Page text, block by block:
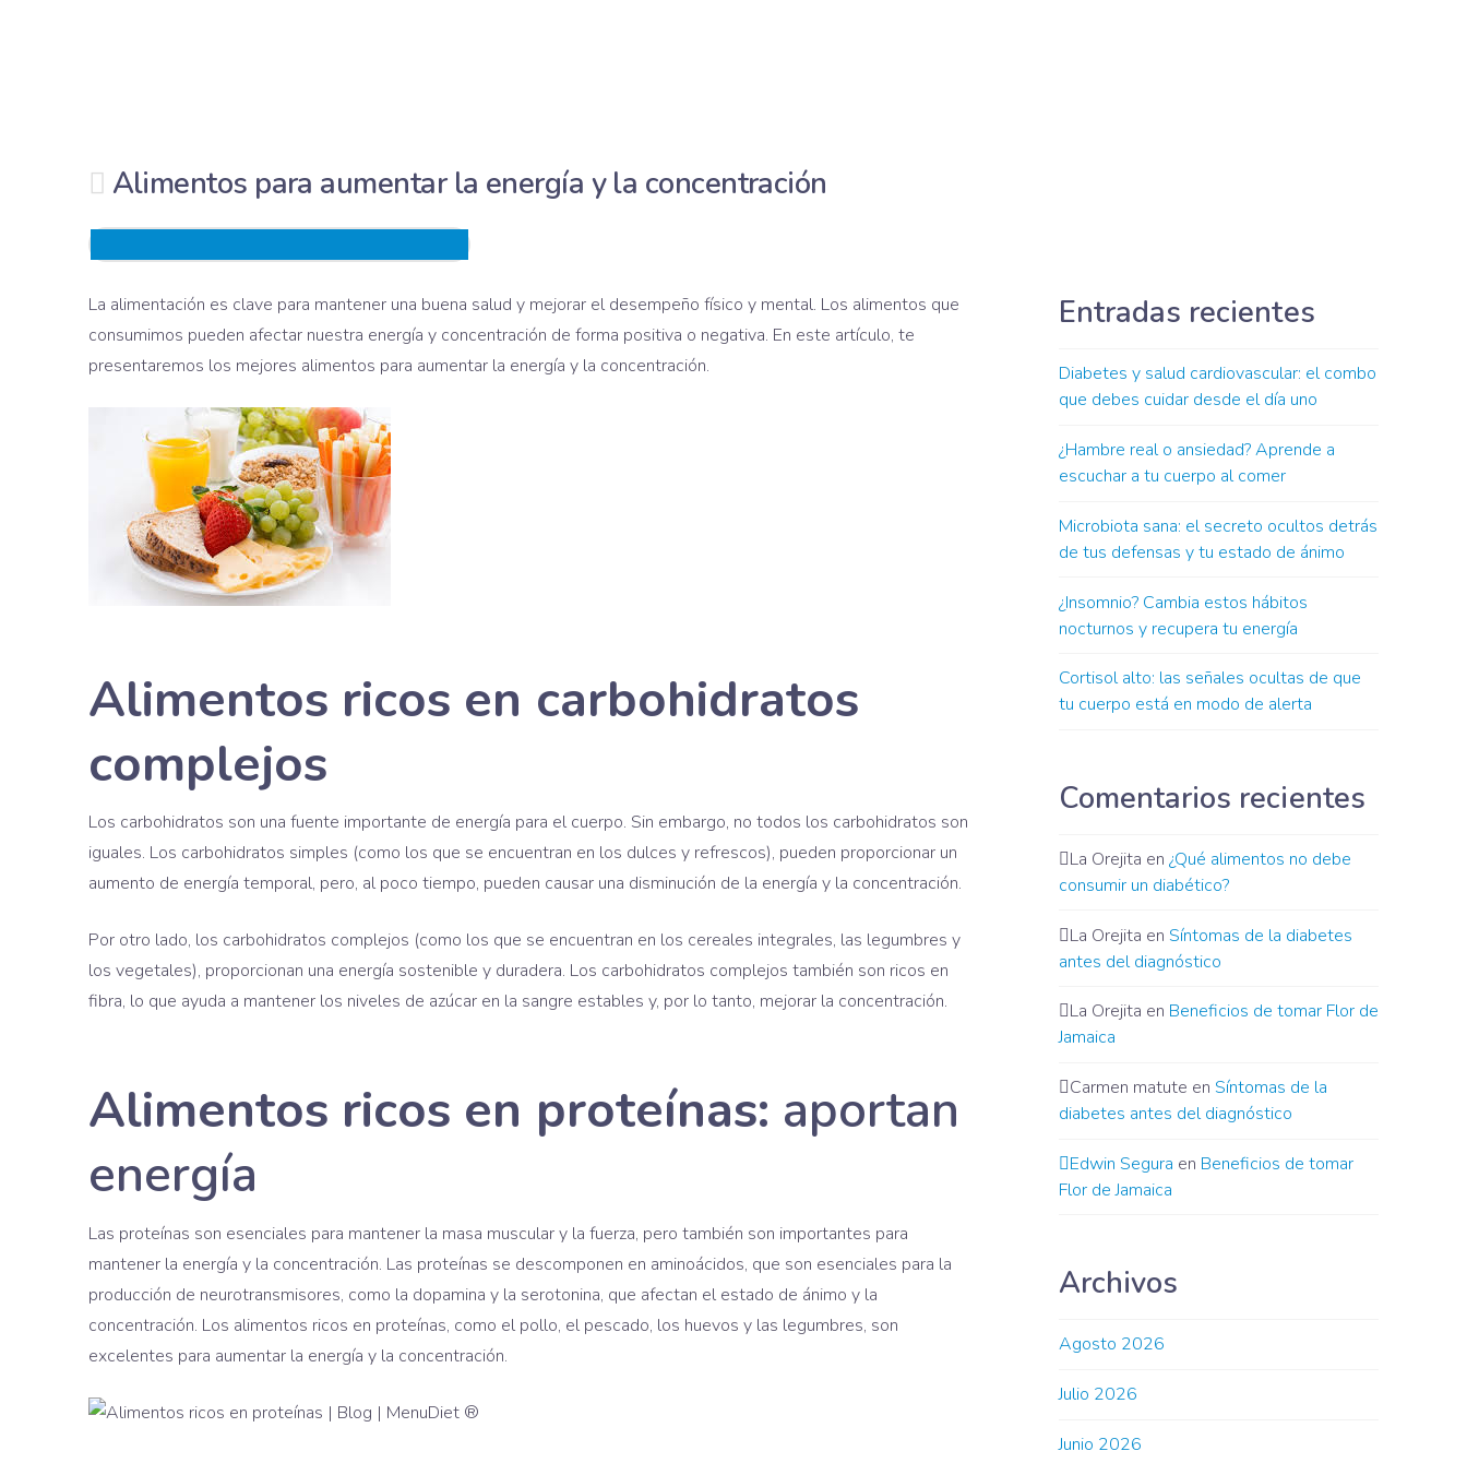
Alimentos para aumentar la energía y la concentración
La alimentación es clave para mantener una buena salud y mejorar el desempeño físico y mental. Los alimentos que
consumimos pueden afectar nuestra energía y concentración de forma positiva o negativa. En este artículo, te
presentaremos los mejores alimentos para aumentar la energía y la concentración.
Alimentos ricos en carbohidratos
complejos
Los carbohidratos son una fuente importante de energía para el cuerpo. Sin embargo, no todos los carbohidratos son
iguales. Los carbohidratos simples (como los que se encuentran en los dulces y refrescos), pueden proporcionar un
aumento de energía temporal, pero, al poco tiempo, pueden causar una disminución de la energía y la concentración.
Por otro lado, los carbohidratos complejos (como los que se encuentran en los cereales integrales, las legumbres y
los vegetales), proporcionan una energía sostenible y duradera. Los carbohidratos complejos también son ricos en
fibra, lo que ayuda a mantener los niveles de azúcar en la sangre estables y, por lo tanto, mejorar la concentración.
Alimentos ricos en proteínas: aportan
energía
Las proteínas son esenciales para mantener la masa muscular y la fuerza, pero también son importantes para
mantener la energía y la concentración. Las proteínas se descomponen en aminoácidos, que son esenciales para la
producción de neurotransmisores, como la dopamina y la serotonina, que afectan el estado de ánimo y la
concentración. Los alimentos ricos en proteínas, como el pollo, el pescado, los huevos y las legumbres, son
excelentes para aumentar la energía y la concentración.
Entradas recientes
Diabetes y salud cardiovascular: el combo
que debes cuidar desde el día uno
¿Hambre real o ansiedad? Aprende a
escuchar a tu cuerpo al comer
Microbiota sana: el secreto ocultos detrás
de tus defensas y tu estado de ánimo
¿Insomnio? Cambia estos hábitos
nocturnos y recupera tu energía
Cortisol alto: las señales ocultas de que
tu cuerpo está en modo de alerta
Comentarios recientes
La Orejita en¿Qué alimentos no debe
consumir un diabético?
La Orejita enSíntomas de la diabetes
antes del diagnóstico
La Orejita en Beneficios de tomar Flor de
Jamaica
Carmen matute enSíntomas de la
diabetes antes del diagnóstico
Edwin Segura en Beneficios de tomar
Flor de Jamaica
Archivos
Agosto 2026
Julio 2026
Junio 2026